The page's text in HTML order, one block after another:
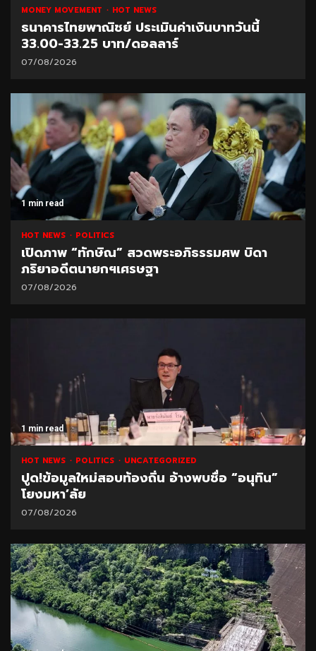
MONEY MOVEMENT HOT NEWS
ธนาคารไทยพาณิชย์ ประเมินค่าเงินบาทวันนี้
33.00-33.25 บาท/ดอลลาร์
07/08/2026
1 min read
HOT NEWS POLITICS
เปิดภาพ “ทักษิณ” สวดพระอภิธรรมศพ บิดา
ภริยาอดีตนายกฯเศรษฐา
07/08/2026
1 min read
HOT NEWS POLITICS UNCATEGORIZED
ปูด!ข้อมูลใหม่สอบท้องถิ่น อ้างพบชื่อ “อนุทิน”
โยงมหา’ลัย
07/08/2026